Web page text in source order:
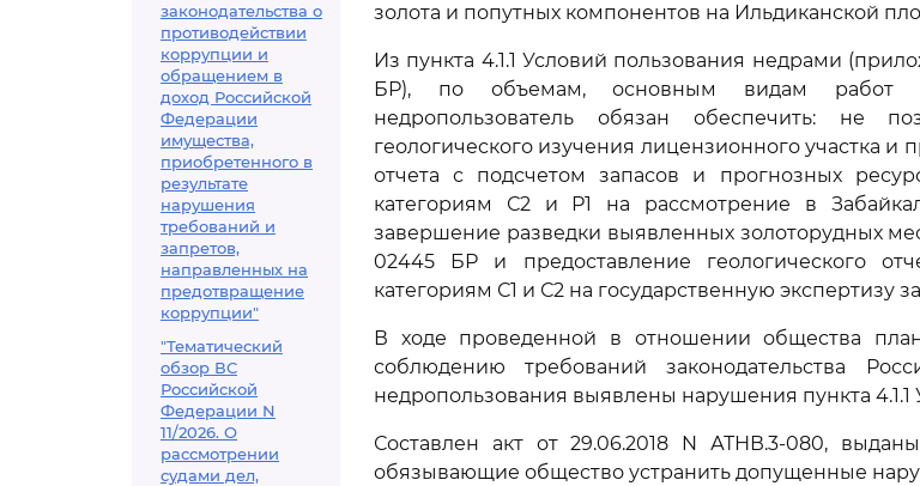
законодательства о
противодействии
коррупции и
обращением в
доход Российской
Федерации
имущества,
приобретенного в
результате
нарушения
требований и
запретов,
направленных на
предотвращение
коррупции"
"Тематический
обзор ВС
Российской
Федерации N
11/2026. О
рассмотрении
судами дел,
золота и попутных компонентов на Ильдиканской
Из пункта 4.1.1 Условий пользования недрами
БР), по объемам, основным видам работ
недропользователь обязан обеспечить: не
геологического изучения лицензионного участка и
отчета с подсчетом запасов и прогнозных
категориям С2 и Р1 на рассмотрение в
завершение разведки выявленных золоторудных
02445 БР и предоставление геологического
категориям С1 и С2 на государственную экспертизу
В ходе проведенной в отношении общества
соблюдению требований законодательства
недропользования выявлены нарушения пункта
Составлен акт от 29.06.2018 N АТНВ.3-080,
обязывающие общество устранить допущенные